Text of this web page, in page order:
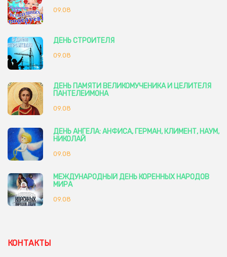
09.08
ДЕНЬ СТРОИТЕЛЯ
09.08
ДЕНЬ ПАМЯТИ ВЕЛИКОМУЧЕНИКА И ЦЕЛИТЕЛЯ
ПАНТЕЛЕИМОНА
09.08
ДЕНЬ АНГЕЛА: АНФИСА, ГЕРМАН, КЛИМЕНТ, НАУМ,
НИКОЛАЙ
09.08
МЕЖДУНАРОДНЫЙ ДЕНЬ КОРЕННЫХ НАРОДОВ
МИРА
09.08
КОНТАКТЫ